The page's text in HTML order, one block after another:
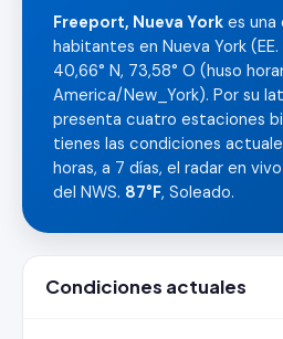
Freeport, Nueva York es una
habitantes en Nueva York (EE.
40,66° N, 73,58° O (huso
America/New_York). Por su
presenta cuatro estaciones
tienes las condiciones
horas, a 7 días, el radar en
del NWS. 87°F, Soleado.
Condiciones actuales